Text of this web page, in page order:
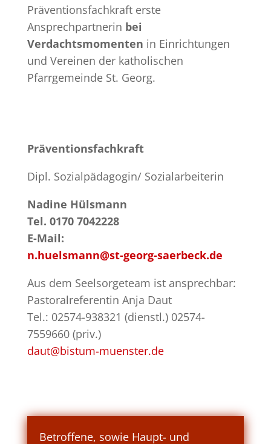
Präventionsfachkraft erste
Ansprechpartnerin bei
Verdachtsmomenten in Einrichtungen
und Vereinen der katholischen
Pfarrgemeinde St. Georg.
Präventionsfachkraft
Dipl. Sozialpädagogin/ Sozialarbeiterin
Nadine Hülsmann
Tel. 0170 7042228
E-Mail:
n.huelsmann@st-georg-saerbeck.de
Aus dem Seelsorgeteam ist ansprechbar:
Pastoralreferentin Anja Daut
Tel.: 02574-938321 (dienstl.) 02574-
7559660 (priv.)
daut@bistum-muenster.de
Betroffene, sowie Haupt- und